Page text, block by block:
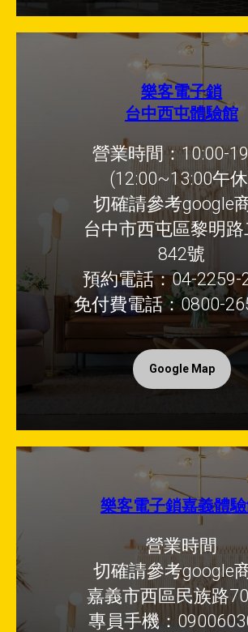
樂客電子鎖
台中西屯體驗館
營業時間：10:00-
(12:00~13:00午
切確請參考google
台中市西屯區黎明
842號
預約電話：04-2259-
免付費電話：0800-
Google Map
樂客電子鎖嘉義體
營業時間
切確請參考google
嘉義市西區民族路
專員手機：